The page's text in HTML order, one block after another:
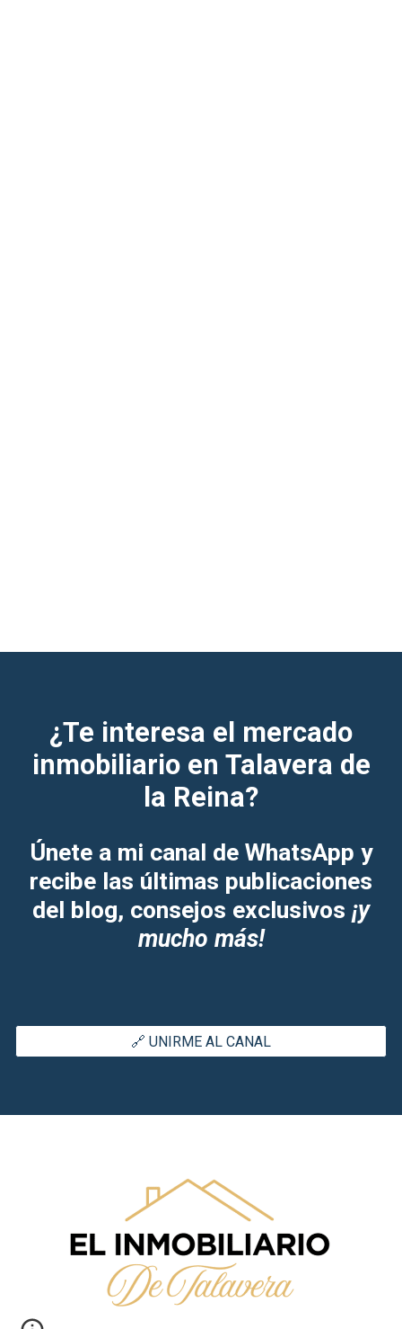
¿Te interesa el mercado
inmobiliario en Talavera de
la Reina?
Únete a mi canal de WhatsApp y
recibe las últimas publicaciones
del blog, consejos exclusivos ¡y
mucho más!
🔗 UNIRME AL CANAL